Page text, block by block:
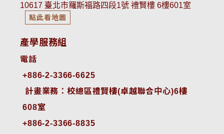
10617 臺北市羅斯福路四段1號 禮賢樓 6樓601室
點此看地圖
產學服務組
電話
+886-2-3366-6625
計畫業務：校總區禮賢樓(卓越聯合中心)6樓
608室
+886-2-3366-8835